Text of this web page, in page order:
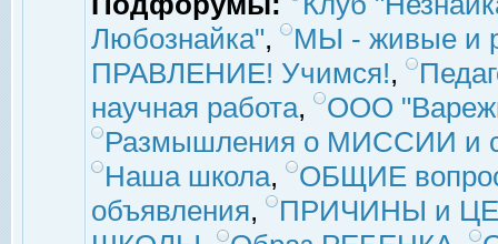
Любознайка",
МЫ - живые и
ПРАВЛЕНИЕ! Учимся!,
научная работа,
ООО
Размышления о МИССИИ и
Наша школа,
ОБЩИЕ
объявления,
ПРИЧИНЫ и